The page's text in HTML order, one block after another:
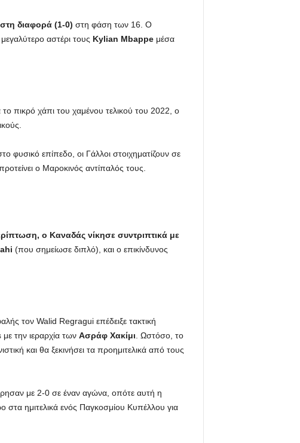
διαφορά (1-0) στη φάση των 16. Ο
αστέρι τους Kylian Mbappe μέσα
πικρό χάπι του χαμένου τελικού του 2022, ο
φυσικό επίπεδο, οι Γάλλοι στοιχηματίζουν σε
ο Μαροκινός αντίπαλός τους.
ο Καναδάς νίκησε συντριπτικά με
(που σημείωσε διπλό), και ο επικίνδυνος
τον Walid Regragui επέδειξε τακτική
την ιεραρχία των Ασράφ Χακίμι . Ωστόσο, το
και θα ξεκινήσει τα προημιτελικά από τους
με 2-0 σε έναν αγώνα, οπότε αυτή η
στα ημιτελικά ενός Παγκοσμίου Κυπέλλου για